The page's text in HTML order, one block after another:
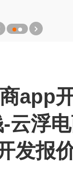
app
云浮
发报